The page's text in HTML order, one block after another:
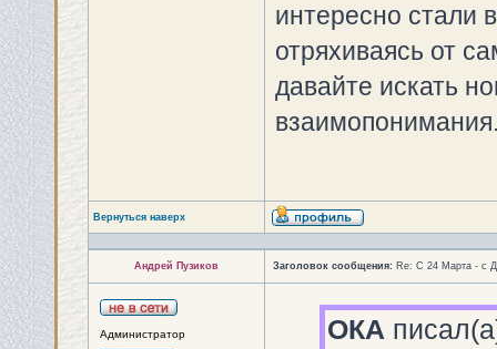
интересно стали
отряхиваясь от
давайте искать
Вернуться наверх
Андрей Пузиков Заголовок сообщения: Re: С 24 Марта - с
Администратор ОКА